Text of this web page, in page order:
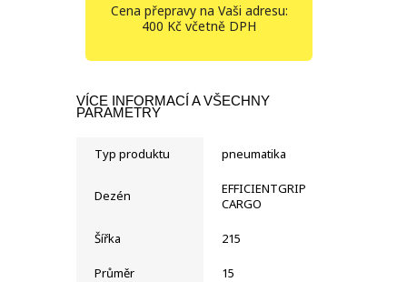
Cena přepravy na Vaši adresu:
400 Kč včetně DPH
VÍCE INFORMACÍ A VŠECHNY
PARAMETRY
Typ produktu pneumatika
Dezén
EFFICIENTGRIP
CARGO
Šířka 215
Průměr 15